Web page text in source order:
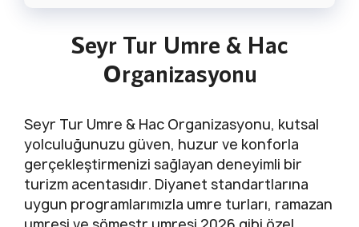
Seyr Tur Umre & Hac
Organizasyonu
Seyr Tur Umre & Hac Organizasyonu, kutsal
yolculuğunuzu güven, huzur ve konforla
gerçekleştirmenizi sağlayan deneyimli bir
turizm acentasıdır. Diyanet standartlarına
uygun programlarımızla umre turları, ramazan